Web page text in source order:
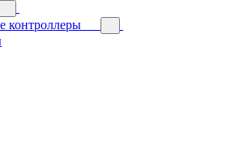
контроллеры